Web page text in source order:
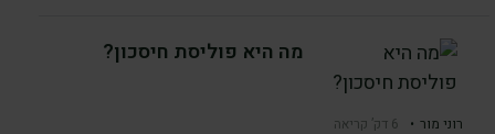
מה היא פוליסת חיסכון?
רוני מור • 6 דק’ קריאה